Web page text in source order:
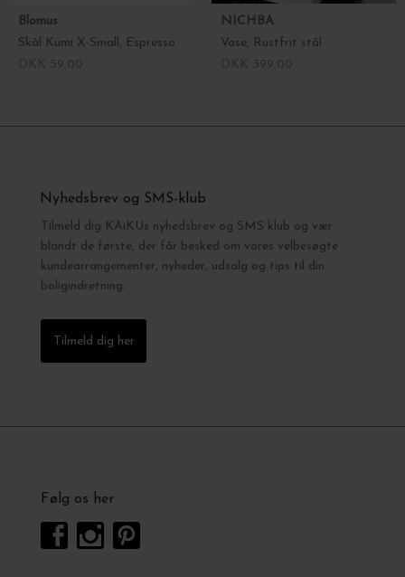
Blomus
Skål Kumi X-Small, Espresso
NICHBA
Vase, Rustfrit stål
Nyhedsbrev og SMS-klub
Tilmeld dig KAiKUs nyhedsbrev og SMS klub og vær
blandt de første, der får besked om vores velbesøgte
kundearrangementer, nyheder, udsalg og tips til din
boligindretning.
Tilmeld dig her
Følg os her